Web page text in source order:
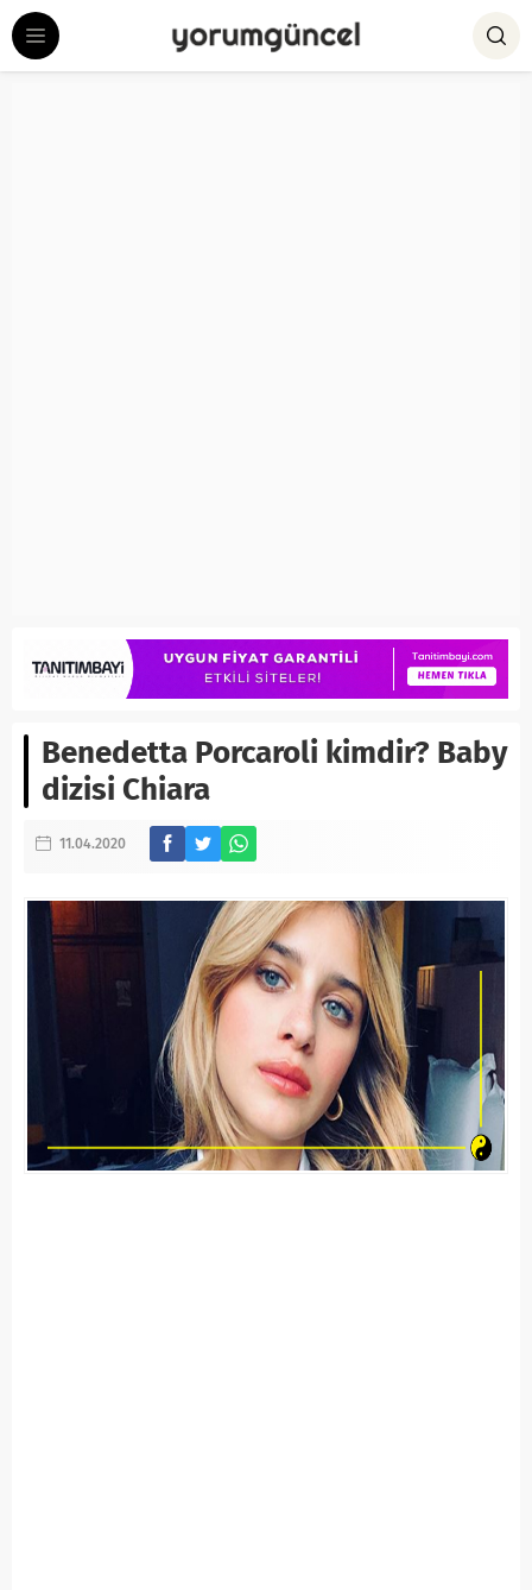
Benedetta Porcaroli kimdir? Baby
dizisi Chiara
11.04.2020